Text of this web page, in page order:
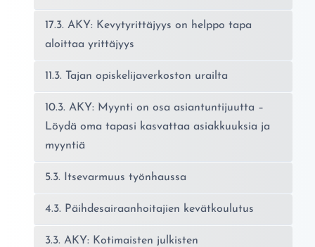
17.3. AKY: Kevytyrittäjyys on helppo tapa
aloittaa yrittäjyys
11.3. Tajan opiskelijaverkoston urailta
10.3. AKY: Myynti on osa asiantuntijuutta –
Löydä oma tapasi kasvattaa asiakkuuksia ja
myyntiä
5.3. Itsevarmuus työnhaussa
4.3. Päihdesairaanhoitajien kevätkoulutus
3.3. AKY: Kotimaisten julkisten